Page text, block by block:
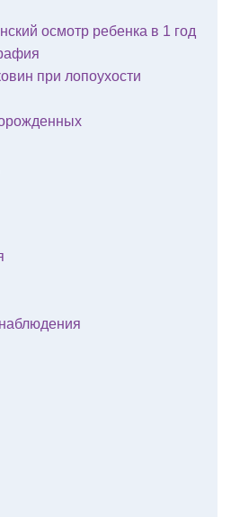
осмотр ребенка в 1 год
при лопоухости